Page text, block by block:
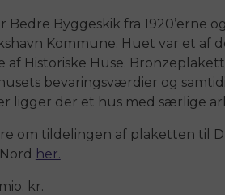
Bedre Byggeskik fra 1920’erne
Kommune. Huet var et af
af Historiske Huse.
bevaringsværdier og
ligger der et hus med særlige
om tildelingen af plaketten til
her.
kr.